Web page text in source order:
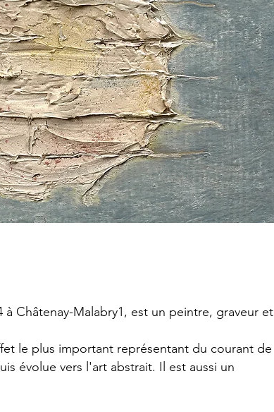
à Châtenay-Malabry1, est un peintre, graveur et
le plus important représentant du courant de
évolue vers l'art abstrait. Il est aussi un